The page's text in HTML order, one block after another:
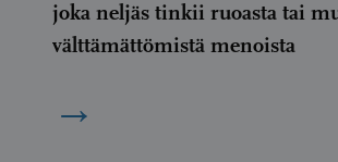
joka neljäs tinkii ruoasta tai
välttämättömistä menoista
→